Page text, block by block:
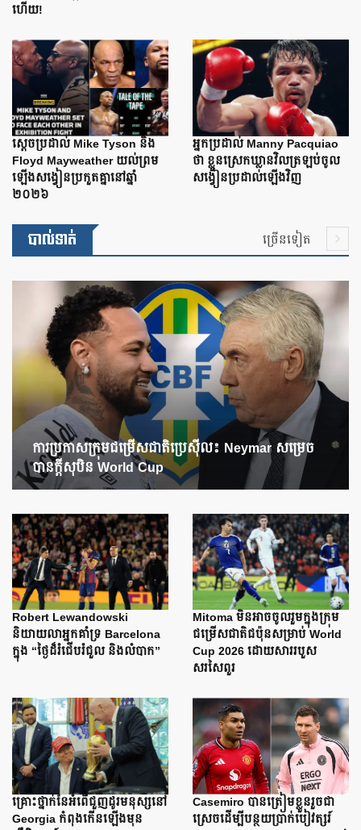
ហើយ!
ស្តេចប្រដាល់ Mike Tyson និង
Floyd Mayweather យល់ព្រម
ឡើងសង្វៀនប្រកួតគ្នានៅឆ្នាំ
២០២៦
អ្នកប្រដាល់ Manny Pacquiao
ថា ខ្លួនស្រេកឃ្លានវិលត្រឡប់ចូល
សង្វៀនប្រដាល់ឡើងវិញ
បាល់ទាត់ ច្រើនទៀត
ការប្រកាសក្រុមជម្រើសជាតិប្រេស៊ីល៖ Neymar សម្រេច
បានក្តីសុបិន World Cup
Robert Lewandowski
និយាយលាអ្នកគាំទ្រ Barcelona
ក្នុង “ថ្ងៃដ៏រំជើបរំជួល និងលំបាក”
Mitoma មិនអាចចូលរួមក្នុងក្រុម
ជម្រើសជាតិជប៉ុនសម្រាប់ World
Cup 2026 ដោយសាររបួស
សរសៃពួរ
គ្រោះថ្នាក់នៃអំពើជួញដូរមនុស្សនៅ
Georgia កំពុងកើនឡើងមុន
Casemiro បានត្រៀមខ្លួនរួចជា
ស្រេចដើម្បីបន្ថយប្រាក់បៀវត្សរ៍